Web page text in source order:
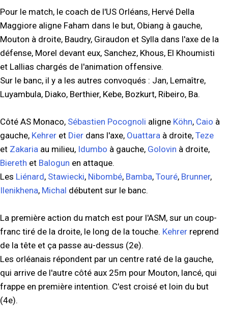
Pour le match, le coach de l'US Orléans, Hervé Della
Maggiore aligne Faham dans le but, Obiang à gauche,
Mouton à droite, Baudry, Giraudon et Sylla dans l'axe de la
défense, Morel devant eux, Sanchez, Khous, El Khoumisti
et Lallias chargés de l'animation offensive.
Sur le banc, il y a les autres convoqués : Jan, Lemaître,
Luyambula, Diako, Berthier, Kebe, Bozkurt, Ribeiro, Ba.
Côté AS Monaco, Sébastien Pocognoli aligne Köhn, Caio à
gauche, Kehrer et Dier dans l'axe, Ouattara à droite, Teze
et Zakaria au milieu, Idumbo à gauche, Golovin à droite,
Biereth et Balogun en attaque.
Les Liénard, Stawiecki, Nibombé, Bamba, Touré, Brunner,
Ilenikhena, Michal débutent sur le banc.
La première action du match est pour l'ASM, sur un coup-
franc tiré de la droite, le long de la touche. Kehrer reprend
de la tête et ça passe au-dessus (2e).
Les orléanais répondent par un centre raté de la gauche,
qui arrive de l'autre côté aux 25m pour Mouton, lancé, qui
frappe en première intention. C'est croisé et loin du but
(4e).